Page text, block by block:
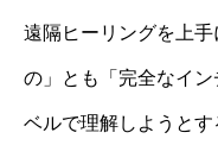
遠隔ヒーリングを上
の」とも「完全なイ
ベルで理解しようとす